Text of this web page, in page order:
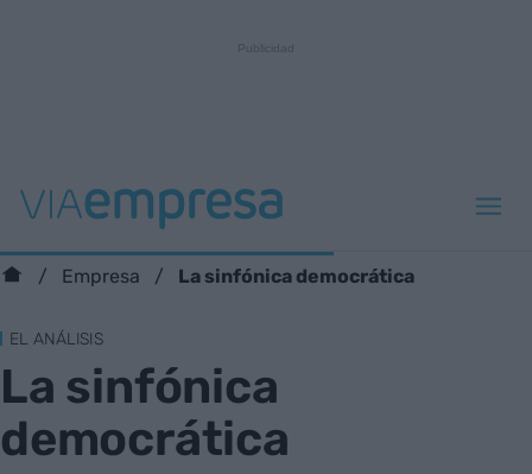
Empresa La sinfónica democrática
EL ANÁLISIS
La sinfónica
democrática